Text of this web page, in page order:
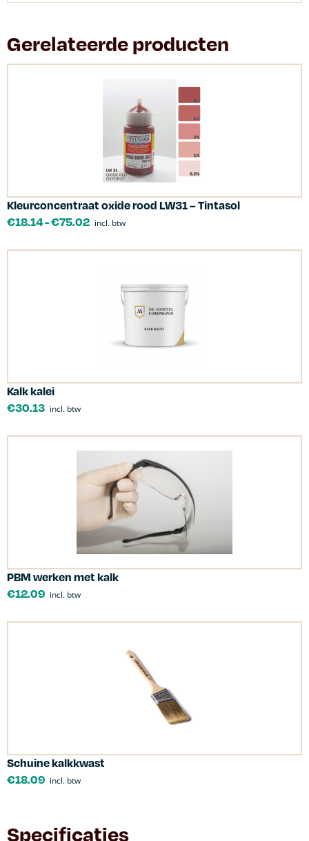
Gerelateerde producten
Kleurconcentraat oxide rood LW31 – Tintasol
€18.14-€75.02 incl. btw
Kalk kalei
€30.13 incl. btw
PBM werken met kalk
€12.09 incl. btw
Schuine kalkkwast
€18.09 incl. btw
Specificaties